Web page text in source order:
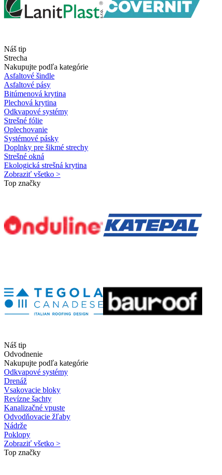
Náš tip
Strecha
Nakupujte podľa kategórie
Asfaltové šindle
Asfaltové pásy
Bitúmenová krytina
Plechová krytina
Odkvapové systémy
Strešné fólie
Oplechovanie
Systémové pásky
Doplnky pre šikmé strechy
Strešné okná
Ekologická strešná krytina
Zobraziť všetko >
Top značky
Náš tip
Odvodnenie
Nakupujte podľa kategórie
Odkvapové systémy
Drenáž
Vsakovacie bloky
Revízne šachty
Kanalizačné vpuste
Odvodňovacie žľaby
Nádrže
Poklopy
Zobraziť všetko >
Top značky